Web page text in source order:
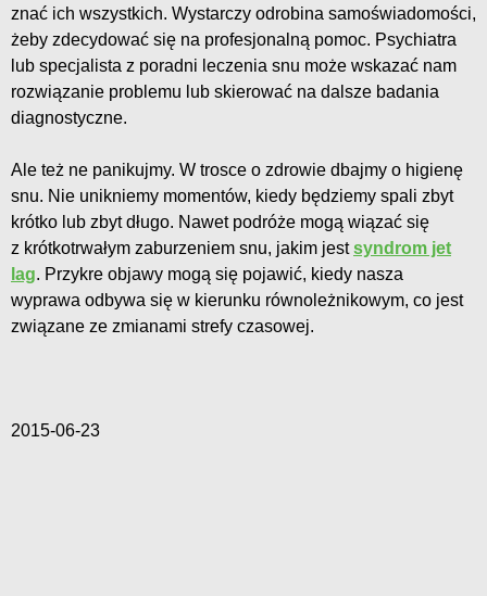
znać ich wszystkich. Wystarczy odrobina samoświadomości,
żeby zdecydować się na profesjonalną pomoc. Psychiatra
lub specjalista z poradni leczenia snu może wskazać nam
rozwiązanie problemu lub skierować na dalsze badania
diagnostyczne.
Ale też ne panikujmy. W trosce o zdrowie dbajmy o higienę
snu. Nie unikniemy momentów, kiedy będziemy spali zbyt
krótko lub zbyt długo. Nawet podróże mogą wiązać się
z krótkotrwałym zaburzeniem snu, jakim jestsyndrom jet
lag. Przykre objawy mogą się pojawić, kiedy nasza
wyprawa odbywa się w kierunku równoleżnikowym, co jest
związane ze zmianami strefy czasowej.
2015-06-23